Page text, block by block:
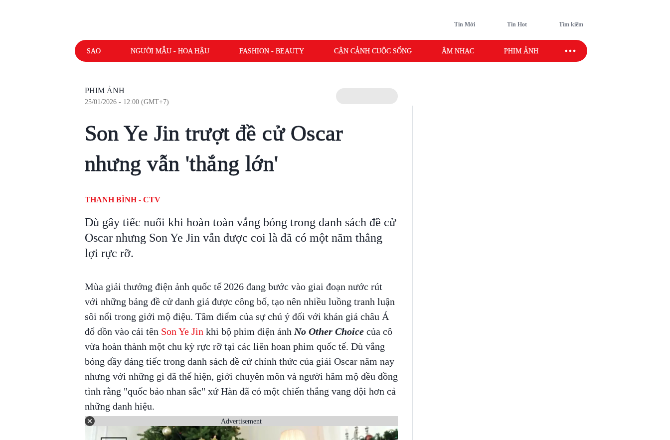
Tin Mới Tin Hot Tìm kiếm
SAO NGƯỜI MẪU - HOA HẬU FASHION - BEAUTY CẬN CẢNH CUỘC SỐNG ÂM NHẠC PHIM ẢNH SAO SPORT
PHIM ẢNH
25/01/2026 - 12:00 (GMT+7)
Son Ye Jin trượt đề cử Oscar
nhưng vẫn 'thắng lớn'
THANH BÌNH - CTV
Dù gây tiếc nuối khi hoàn toàn vắng bóng trong danh sách đề cử
Oscar nhưng Son Ye Jin vẫn được coi là đã có một năm thắng
lợi rực rỡ.
Mùa giải thưởng điện ảnh quốc tế 2026 đang bước vào giai đoạn nước rút
với những bảng đề cử danh giá được công bố, tạo nên nhiều luồng tranh luận
sôi nổi trong giới mộ điệu. Tâm điểm của sự chú ý đối với khán giả châu Á
đổ dồn vào cái tên Son Ye Jin khi bộ phim điện ảnh No Other Choice của cô
vừa hoàn thành một chu kỳ rực rỡ tại các liên hoan phim quốc tế. Dù vắng
bóng đầy đáng tiếc trong danh sách đề cử chính thức của giải Oscar năm nay
nhưng với những gì đã thể hiện, giới chuyên môn và người hâm mộ đều đồng
tình rằng "quốc bảo nhan sắc" xứ Hàn đã có một chiến thắng vang dội hơn cả
những danh hiệu.
Advertisement